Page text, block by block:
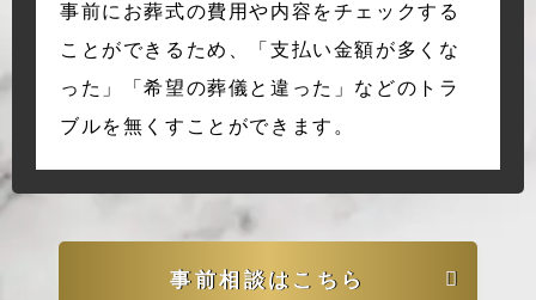
事前にお葬式の費用や内容をチェックする
ことができるため、「支払い金額が多くな
った」「希望の葬儀と違った」などのトラ
ブルを無くすことができます。
事前相談はこちら